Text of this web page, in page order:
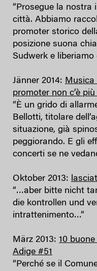
“Prosegue la nostra
città. Abbiamo
promoter storico
posizione suona
Sudwerk e liberiamo
Jänner 2014: Musica
promoter non c’è più
“È un grido di
Bellotti, titolare
situazione, già
peggiorando. E gli
concerti se ne
Oktober 2013:
“…aber bitte nicht
die kontrollen und
intrattenimento…”
März 2013: 10
Adige #51
“Perché se il